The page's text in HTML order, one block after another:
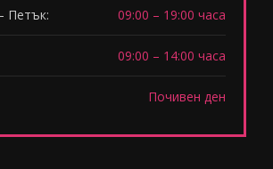
Петък: 09:00 – 19:00 часа
09:00 – 14:00 часа
Почивен ден